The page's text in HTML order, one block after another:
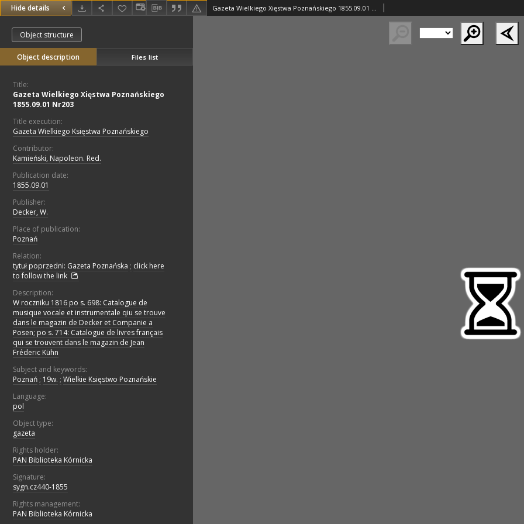
Hide details Gazeta Wielkiego Xięstwa Poznańskiego 1855.09.01 Nr203
Object structure
Object description Files list
Title:
Gazeta Wielkiego Xięstwa Poznańskiego
1855.09.01 Nr203
Title execution:
Gazeta Wielkiego Księstwa Poznańskiego
Contributor:
Kamieński, Napoleon. Red.
Publication date:
1855.09.01
Publisher:
Decker, W.
Place of publication:
Poznań
Relation:
tytuł poprzedni: Gazeta Poznańska ; click here
to follow the link
Description:
W roczniku 1816 po s. 698: Catalogue de
musique vocale et instrumentale qiu se trouve
dans le magazin de Decker et Companie a
Posen; po s. 714: Catalogue de livres français
qui se trouvent dans le magazin de Jean
Fréderic Kühn
Subject and keywords:
Poznań ; 19w. ; Wielkie Księstwo Poznańskie
Language:
pol
Object type:
gazeta
Rights holder:
PAN Biblioteka Kórnicka
Signature:
sygn.cz440-1855
Rights management:
PAN Biblioteka Kórnicka